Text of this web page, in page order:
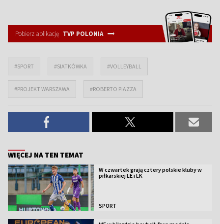
Pobierz aplikację TVP POLONIA
#SPORT #SIATKÓWKA #VOLLEYBALL
#PROJEKT WARSZAWA #ROBERTO PIAZZA
WIĘCEJ NA TEN TEMAT
W czwartek grają cztery polskie kluby w
piłkarskiej LE i LK
SPORT